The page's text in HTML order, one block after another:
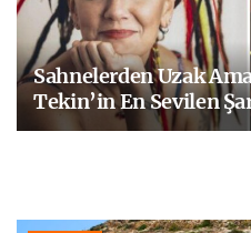
Sahnelerden Uzak
Tekin’in En Sevilen